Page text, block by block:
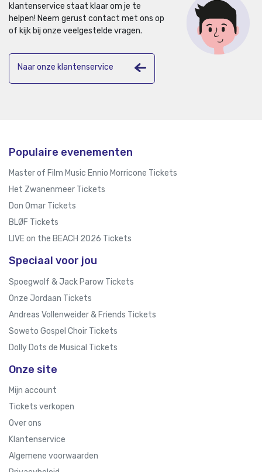
klantenservice staat klaar om je te
helpen! Neem gerust contact met ons op
of kijk bij onze veelgestelde vragen.
Naar onze klantenservice
Populaire evenementen
Master of Film Music Ennio Morricone Tickets
Het Zwanenmeer Tickets
Don Omar Tickets
BLØF Tickets
LIVE on the BEACH 2026 Tickets
Speciaal voor jou
Spoegwolf & Jack Parow Tickets
Onze Jordaan Tickets
Andreas Vollenweider & Friends Tickets
Soweto Gospel Choir Tickets
Dolly Dots de Musical Tickets
Onze site
Mijn account
Tickets verkopen
Over ons
Klantenservice
Algemene voorwaarden